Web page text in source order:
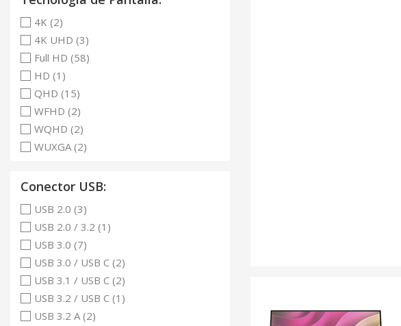
4K (2)
4K UHD (3)
Full HD (58)
HD (1)
QHD (15)
WFHD (2)
WQHD (2)
WUXGA (2)
Conector USB:
USB 2.0 (3)
USB 2.0 / 3.2 (1)
USB 3.0 (7)
USB 3.0 / USB C (2)
USB 3.1 / USB C (2)
USB 3.2 / USB C (1)
USB 3.2 A (2)